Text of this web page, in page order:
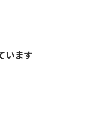
います